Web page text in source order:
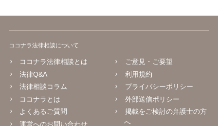
ココナラ法律相談について
ココナラ法律相談とは
法律Q&A
法律相談コラム
ココナラとは
よくあるご質問
運営へのお問い合わせ
ご意見・ご要望
利用規約
プライバシーポリシー
外部送信ポリシー
掲載をご検討の弁護士の方
へ